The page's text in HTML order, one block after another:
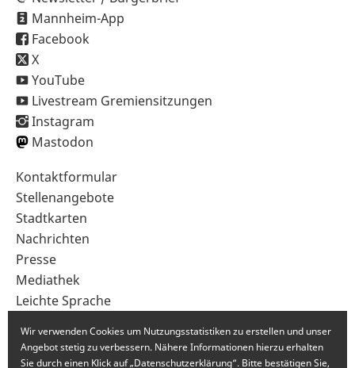
Mannheim-App
Facebook
X
YouTube
Livestream Gremiensitzungen
Instagram
Mastodon
Sekundärnavigation
im
Fußbereich
Kontaktformular
Stellenangebote
Stadtkarten
Nachrichten
Presse
Mediathek
Leichte Sprache
Wir verwenden Cookies um Nutzungsstatistiken zu erstellen und unser
Angebot stetig zu verbessern. Nähere Informationen hierzu erhalten
Sie durch einen Klick auf „Datenschutzerklärung“. Bitte bestätigen Sie,